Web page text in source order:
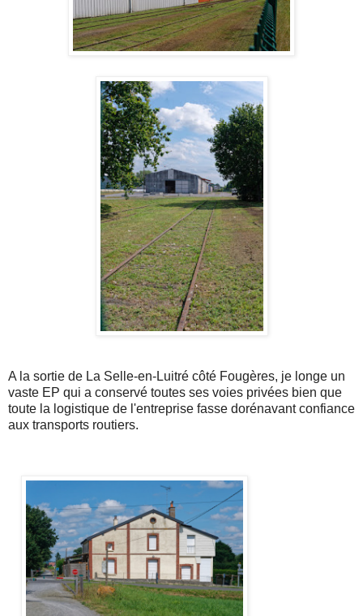
A la sortie de La Selle-en-Luitré côté Fougères, je longe un
vaste EP qui a conservé toutes ses voies privées bien que
toute la logistique de l'entreprise fasse dorénavant confiance
aux transports routiers.